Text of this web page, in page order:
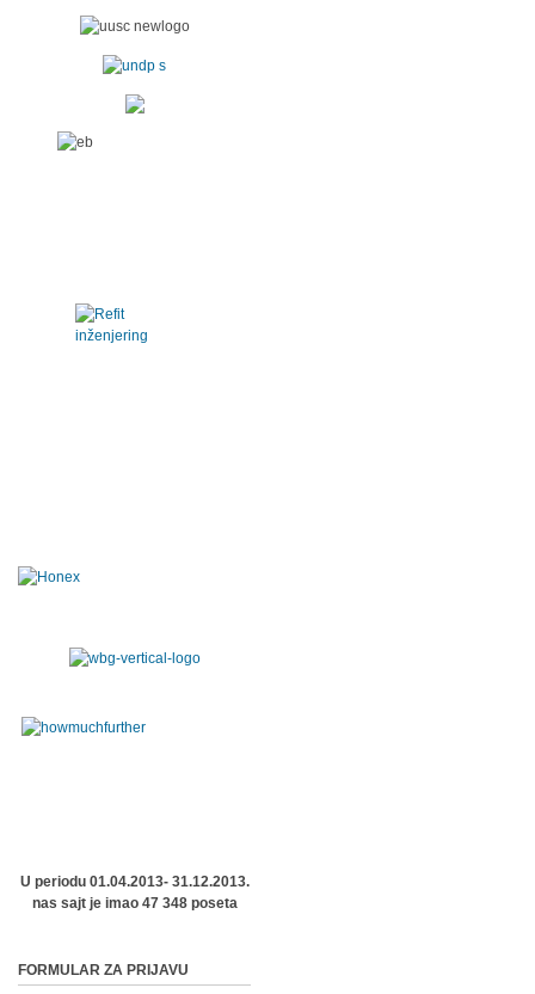
U periodu 01.04.2013- 31.12.2013.
nas sajt je imao 47 348 poseta
FORMULAR ZA PRIJAVU